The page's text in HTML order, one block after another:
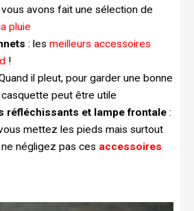
avons fait une sélection de
pluie
: les meilleurs accessoires
!
il pleut, pour garder une bonne
peut être utile
réfléchissants et lampe frontale :
mettez les pieds mais surtout
négligez pas ces accessoires